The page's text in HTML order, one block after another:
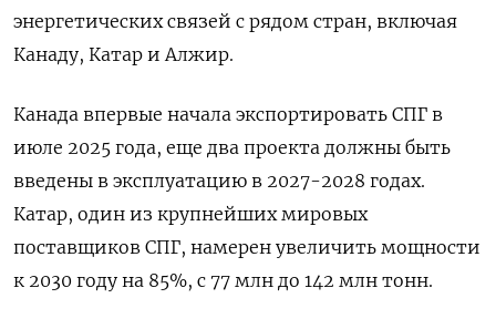
энергетических связей с рядом стран, включая
Канаду, Катар и Алжир.
Канада впервые начала экспортировать СПГ в
июле 2025 года, еще два проекта должны быть
введены в эксплуатацию в 2027-2028 годах.
Катар, один из крупнейших мировых
поставщиков СПГ, намерен увеличить мощности
к 2030 году на 85%, с 77 млн до 142 млн тонн.